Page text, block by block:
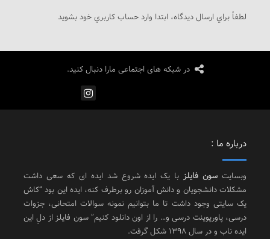
لطفاً براي ارسال دیدگاه، ابتدا وارد حساب كاربري خود بشويد
در شبکه های اجتماعی مارا دنبال کنید.
درباره ما :
وبسایت سون فایلزبا یک ایده شروع شد ایده ای که سعی داشت
مشکلات دانشجویان و دانش آموزان رو برطرف کنه، ایده این بود “کاش
یک سایتی وجود داشت تا ما بتوانیم نمونه سوالات امتحانی، جزوات
درسی، پاورپوینت درسی و… را از اون دانلود کنیم” سون فایلز از دلِ این
ایده ناب و در سال 1398 شکل گرفت.